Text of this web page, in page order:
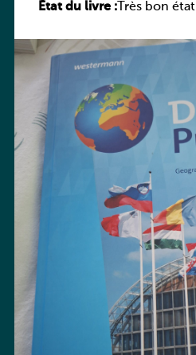
Praxis
État du livre :Très bon état